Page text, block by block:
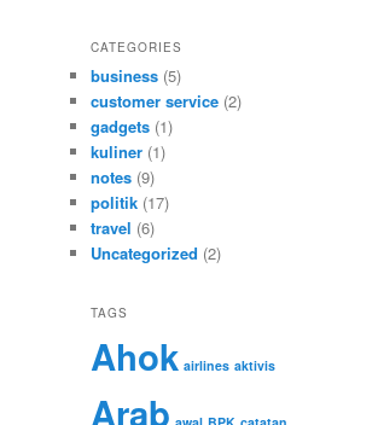
CATEGORIES
business (5)
customer service (2)
gadgets (1)
kuliner (1)
notes (9)
politik (17)
travel (6)
Uncategorized (2)
TAGS
Ahok airlines aktivis
Arab